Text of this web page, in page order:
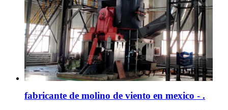
fabricante de molino de viento en mexico - .